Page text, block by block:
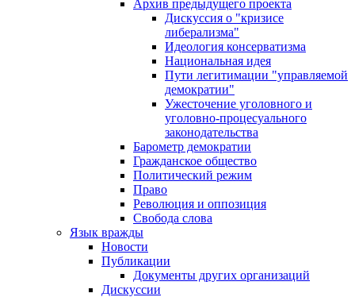
Архив предыдущего проекта
Дискуссия о "кризисе
либерализма"
Идеология консерватизма
Национальная идея
Пути легитимации "управляемой
демократии"
Ужесточение уголовного и
уголовно-процесуального
законодательства
Барометр демократии
Гражданское общество
Политический режим
Право
Революция и оппозиция
Свобода слова
Язык вражды
Новости
Публикации
Документы других организаций
Дискуссии